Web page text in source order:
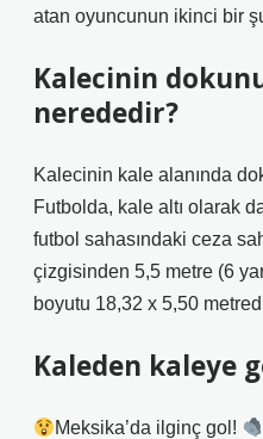
atan oyuncunun ikinci bir
Kalecinin
nerededir?
Kalecinin kale alanında
Futbolda, kale altı olarak
futbol sahasındaki ceza
çizgisinden 5,5 metre (6
boyutu 18,32 x 5,50
Kaleden kaleye
Meksika’da ilginç gol!